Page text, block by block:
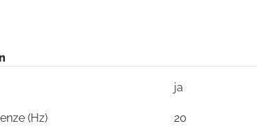
ja
(Hz) 20